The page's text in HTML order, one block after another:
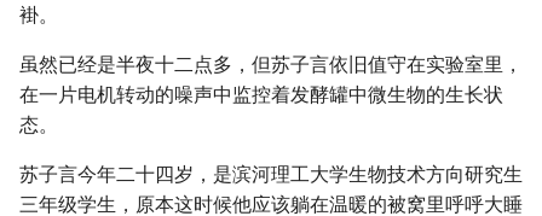
褂。
虽然已经是半夜十二点多，但苏子言依旧值守在实验室里，
在一片电机转动的噪声中监控着发酵罐中微生物的生长状
态。
苏子言今年二十四岁，是滨河理工大学生物技术方向研究生
三年级学生，原本这时候他应该躺在温暖的被窝里呼呼大睡